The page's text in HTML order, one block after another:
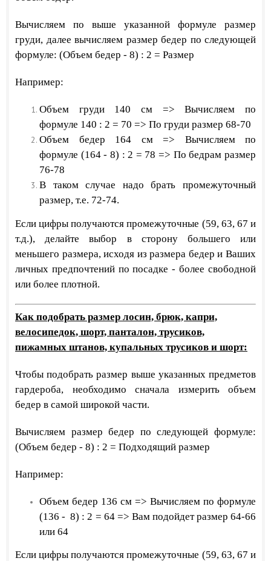
Вычисляем по выше указанной формуле размер
груди, далее вычисляем размер бедер по следующей
формуле: (Объем бедер - 8) : 2 = Размер
Например:
Объем груди 140 см =>Вычисляем по
формуле 140 : 2 = 70 => По груди размер 68-70
Объем бедер 164 см => Вычисляем по
формуле (164 - 8) : 2 = 78 => По бедрам размер
76-78
В таком случае надо брать промежуточный
размер, т.е. 72-74.
​Если цифры получаются промежуточные (59, 63, 67 и
т.д.), делайте выбор в сторону большего или
меньшего размера, исходя из размера бедер и Ваших
личных предпочтений по посадке - более свободной
или более плотной.
Как подобрать размер лосин, брюк, капри,
велосипедок, шорт, панталон, трусиков,
пижамных штанов, купальных трусиков и шорт:
Чтобы подобрать размер выше указанных предметов
гардероба, необходимо сначала измерить объем
бедер в самой широкой части.
Вычисляем размер бедер по следующей формуле:
(Объем бедер - 8) : 2 = Подходящий размер
Например:
Объем бедер 136 см => Вычисляем по формуле
(136 - 8) : 2 = 64 => Вам подойдет размер 64-66
или 64
​Если цифры получаются промежуточные (59, 63, 67 и